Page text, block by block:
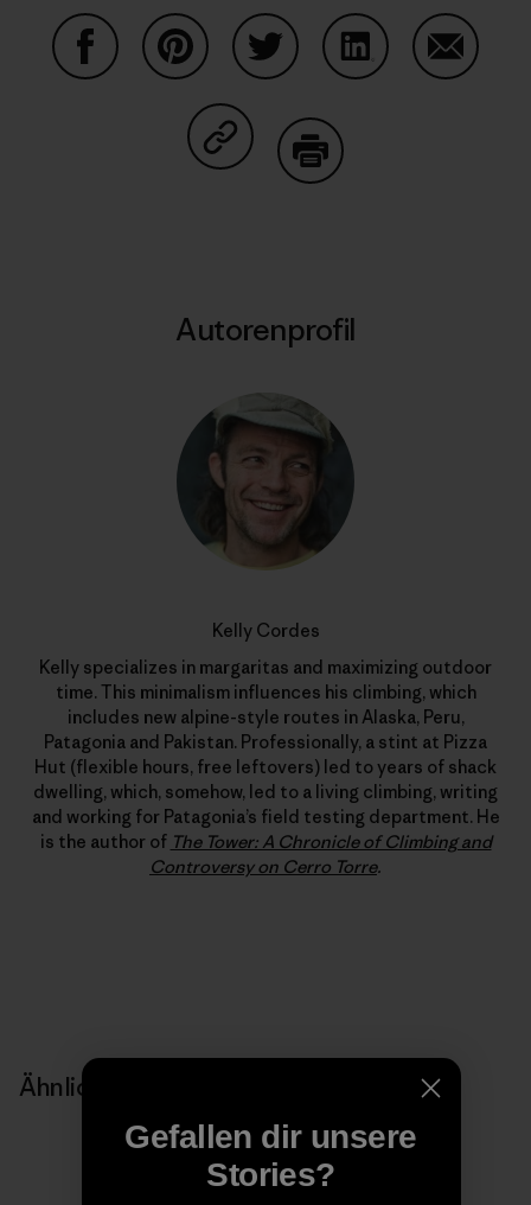
Auf Copy Link teilen
Autorenprofil
Kelly Cordes
Kelly specializes in margaritas and maximizing outdoor
time. This minimalism influences his climbing, which
includes new alpine-style routes in Alaska, Peru,
Patagonia and Pakistan. Professionally, a stint at Pizza
Hut (flexible hours, free leftovers) led to years of shack
dwelling, which, somehow, led to a living climbing, writing
and working for Patagonia’s field testing department. He
is the author of The Tower: A Chronicle of Climbing and
Controversy on Cerro Torre.
Ähnliche Storys
Gefallen dir unsere
Stories?